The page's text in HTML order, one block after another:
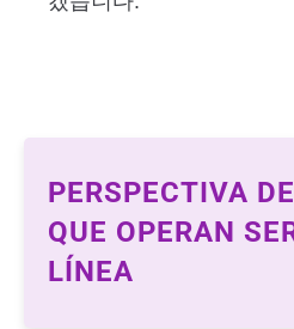
PERSPECTIVA
QUE OPERAN
LÍNEA